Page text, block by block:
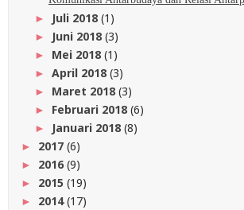
► Juli 2018 (1)
► Juni 2018 (3)
► Mei 2018 (1)
► April 2018 (3)
► Maret 2018 (3)
► Februari 2018 (6)
► Januari 2018 (8)
► 2017 (6)
► 2016(9)
► 2015 (19)
► 2014(17)